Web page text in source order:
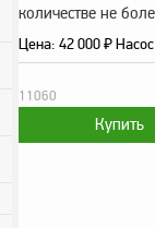
количестве не
Цена: 42 000₽
11060